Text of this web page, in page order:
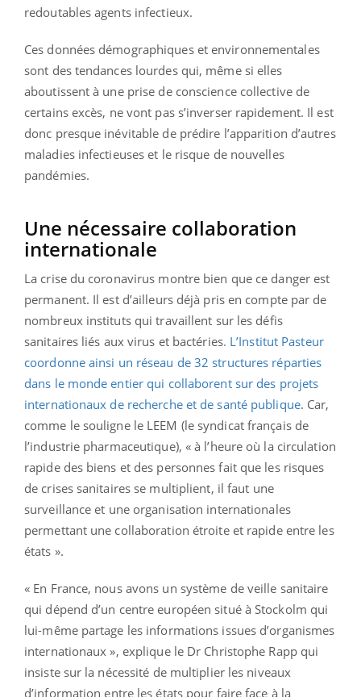
redoutables agents infectieux.
Ces données démographiques et environnementales
sont des tendances lourdes qui, même si elles
aboutissent à une prise de conscience collective de
certains excès, ne vont pas s’inverser rapidement. Il est
donc presque inévitable de prédire l’apparition d’autres
maladies infectieuses et le risque de nouvelles
pandémies.
Une nécessaire collaboration
internationale
La crise du coronavirus montre bien que ce danger est
permanent. Il est d’ailleurs déjà pris en compte par de
nombreux instituts qui travaillent sur les défis
sanitaires liés aux virus et bactéries. L’Institut Pasteur
coordonne ainsi un réseau de 32 structures réparties
dans le monde entier qui collaborent sur des projets
internationaux de recherche et de santé publique. Car,
comme le souligne le LEEM (le syndicat français de
l’industrie pharmaceutique), « à l’heure où la circulation
rapide des biens et des personnes fait que les risques
de crises sanitaires se multiplient, il faut une
surveillance et une organisation internationales
permettant une collaboration étroite et rapide entre les
états ».
« En France, nous avons un système de veille sanitaire
qui dépend d’un centre européen situé à Stockolm qui
lui-même partage les informations issues d’organismes
internationaux », explique le Dr Christophe Rapp qui
insiste sur la nécessité de multiplier les niveaux
d’information entre les états pour faire face à la